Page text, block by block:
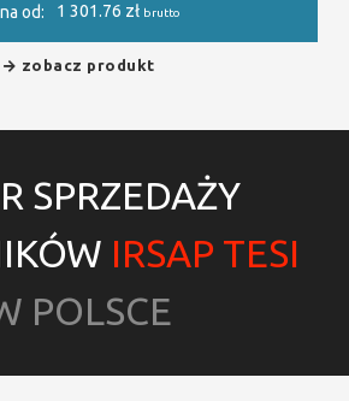
od: 1 301.76 zł brutto
zobacz produkt
SPRZEDAŻY
IRSAP TESI
POLSCE